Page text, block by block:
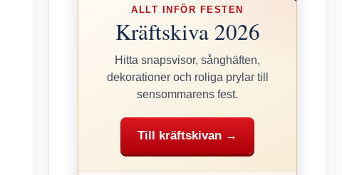
ALLT INFÖR FESTEN
Kräftskiva 2026
Hitta snapsvisor, sånghäften,
dekorationer och roliga prylar till
sensommarens fest.
Till kräftskivan →